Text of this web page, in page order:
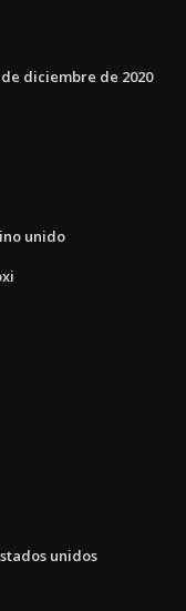
diciembre de 2020
unido
unidos